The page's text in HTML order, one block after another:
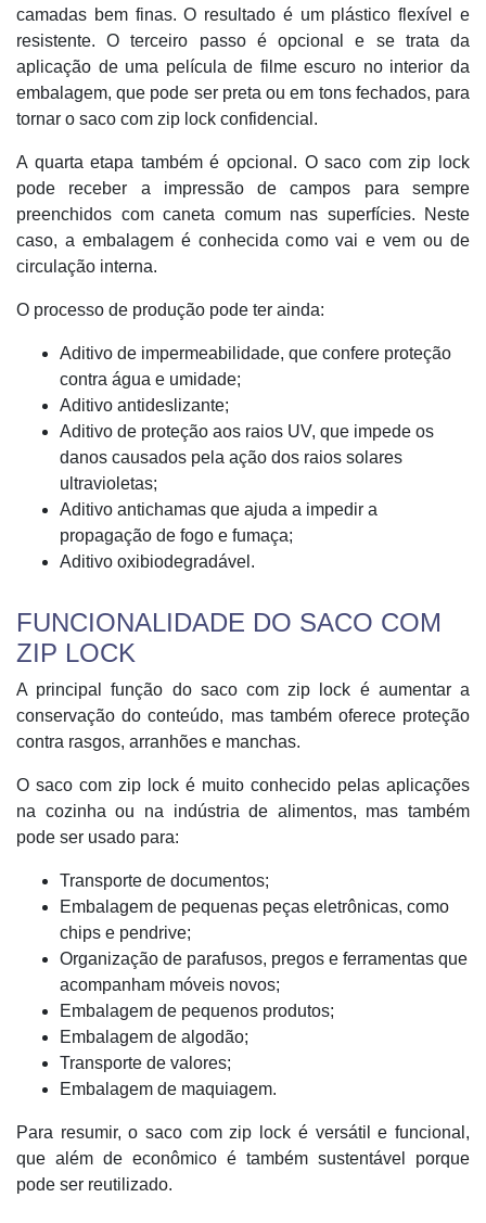
camadas bem finas. O resultado é um plástico flexível e
resistente. O terceiro passo é opcional e se trata da
aplicação de uma película de filme escuro no interior da
embalagem, que pode ser preta ou em tons fechados, para
tornar o saco com zip lock confidencial.
A quarta etapa também é opcional. O saco com zip lock
pode receber a impressão de campos para sempre
preenchidos com caneta comum nas superfícies. Neste
caso, a embalagem é conhecida como vai e vem ou de
circulação interna.
O processo de produção pode ter ainda:
Aditivo de impermeabilidade, que confere proteção
contra água e umidade;
Aditivo antideslizante;
Aditivo de proteção aos raios UV, que impede os
danos causados pela ação dos raios solares
ultravioletas;
Aditivo antichamas que ajuda a impedir a
propagação de fogo e fumaça;
Aditivo oxibiodegradável.
FUNCIONALIDADE DO SACO COM
ZIP LOCK
A principal função do saco com zip lock é aumentar a
conservação do conteúdo, mas também oferece proteção
contra rasgos, arranhões e manchas.
O saco com zip lock é muito conhecido pelas aplicações
na cozinha ou na indústria de alimentos, mas também
pode ser usado para:
Transporte de documentos;
Embalagem de pequenas peças eletrônicas, como
chips e pendrive;
Organização de parafusos, pregos e ferramentas que
acompanham móveis novos;
Embalagem de pequenos produtos;
Embalagem de algodão;
Transporte de valores;
Embalagem de maquiagem.
Para resumir, o saco com zip lock é versátil e funcional,
que além de econômico é também sustentável porque
pode ser reutilizado.